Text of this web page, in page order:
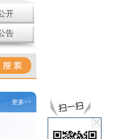
开
告
更多>>